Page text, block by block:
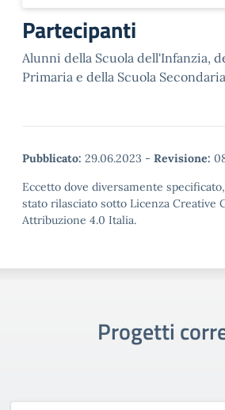
Partecipanti
Alunni della Scuola dell'Infanzia,
Primaria e della Scuola Secondaria
Pubblicato: 29.06.2023 - Revisione:
Eccetto dove diversamente
stato rilasciato sotto Licenza Creative
Attribuzione 4.0 Italia.
Progetti